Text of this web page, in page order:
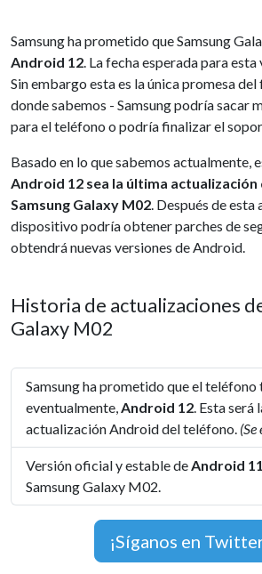
Samsung ha prometido que Samsung
Android 12. La fecha esperada para esta
Sin embargo esta es la única promesa
donde sabemos - Samsung podría sacar
para el teléfono o podría finalizar el
Basado en lo que sabemos actualmente,
Android 12 sea la última
Samsung Galaxy M02. Después de esta
dispositivo podría obtener parches de
obtendrá nuevas versiones de Android.
Historia de actualizaciones
Galaxy M02
Samsung ha prometido que el teléfono
eventualmente,Android 12. Esta será
actualización Android del teléfono.
Versión oficial y estable deAndroid 11
Samsung Galaxy M02.
¡Síganos en